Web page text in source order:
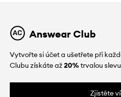
Answear Club
Vytvořte si účet a ušetřete při
Clubu získáte až20%trvalou
Zjistěte